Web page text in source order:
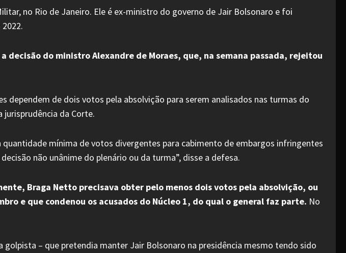
no Rio de Janeiro. Ele é ex-ministro do governo de Jair Bolsonaro e foi
do ministro Alexandre de Moraes, que, na semana passada, rejeitou
de dois votos pela absolvição para serem analisados nas turmas do
da Corte.
mínima de votos divergentes para cabimento de embargos infringentes
não unânime do plenário ou da turma”, disse a defesa.
Braga Netto precisava obter pelo menos dois votos pela absolvição, ou
e que condenou os acusados do Núcleo 1, do qual o general faz parte. No
– que pretendia manter Jair Bolsonaro na presidência mesmo tendo sido